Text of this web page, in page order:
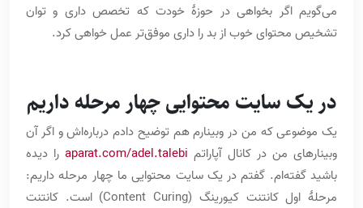
می‌گویم اگر بخواهی در حوزۀ خودت که تخصص داری و توان
تشخیص محتوای خوب از بد را داری موفق‌تر عمل خواهی کرد.
در یک سایت محتوایی چهار مرحله داریم
یک موضوعی که من در وبینارم هم توضیح دادم درباره‌اش و اگر آن
وبینارهای من در کانال آپاراتم aparat.com/adel.talebiرا دیده
باشید گفته‌ام. گفتم در یک سایت محتوایی ما چهار مرحله داریم:
مرحلۀ اول کانتنت کیورینگ (Content Curing) است. کانتنت